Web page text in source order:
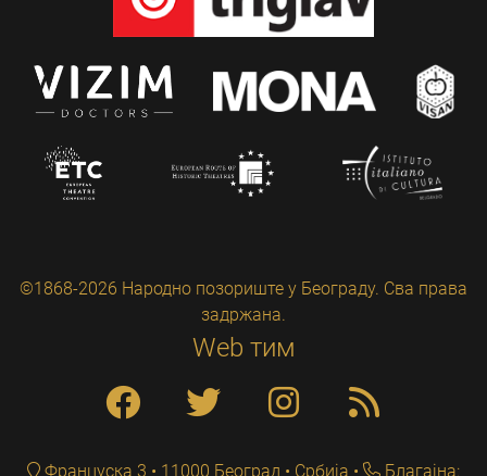
©1868-2026 Народно позориште у Београду. Сва права
задржана.
Web тим
Француска 3 • 11000 Београд • Србија Благајна: